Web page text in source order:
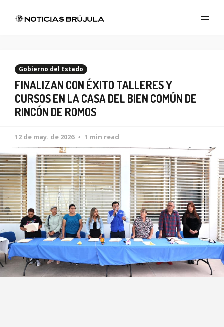
Gobierno del Estado
FINALIZAN CON ÉXITO TALLERES Y
CURSOS EN LA CASA DEL BIEN COMÚN DE
RINCÓN DE ROMOS
12 de may. de 2026 1 min read